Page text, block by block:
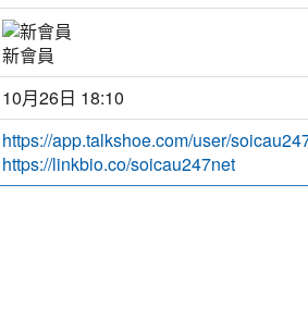
新會員
10月26日 18:10
https://app.talkshoe.com/user/
https://linkbio.co/soicau247net